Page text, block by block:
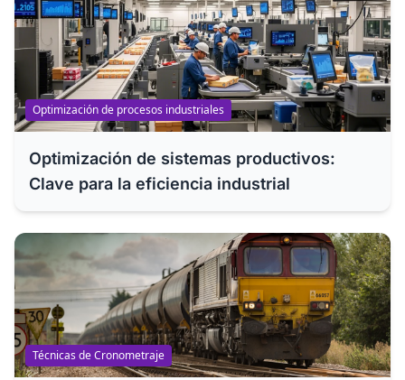
Optimización de procesos industriales
Optimización de sistemas productivos:
Clave para la eficiencia industrial
Técnicas de Cronometraje